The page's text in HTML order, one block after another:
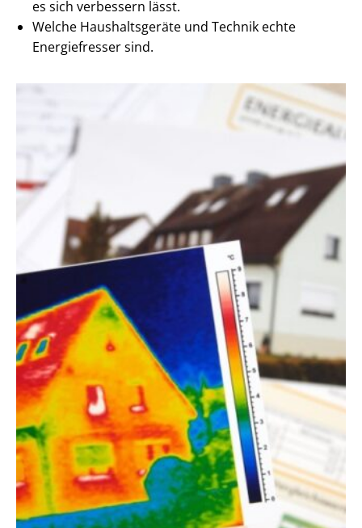
es sich verbessern lässt.
Welche Haushaltsgeräte und Technik echte
Energiefresser sind.